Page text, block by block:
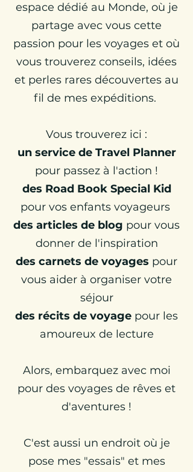
espace dédié au Monde, où je
partage avec vous cette
passion pour les voyages et où
vous trouverez conseils, idées
et perles rares découvertes au
fil de mes expéditions.
Vous trouverez ici :
un service de Travel Planner
pour passez à l'action !
des Road Book Special Kid
pour vos enfants voyageurs
des articles de blog pour vous
donner de l'inspiration
des carnets de voyages pour
vous aider à organiser votre
séjour
des récits de voyage pour les
amoureux de lecture
Alors, embarquez avec moi
pour des voyages de rêves et
d'aventures !
C'est aussi un endroit où je
pose mes "essais" et mes